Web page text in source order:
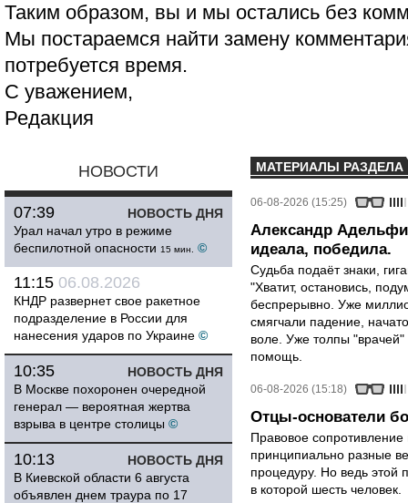
Таким образом, вы и мы остались без
Мы постараемся найти замену
потребуется время.
С уважением,
Редакция
НОВОСТИ
НОВОСТЬ ДНЯ
07:39
Урал начал утро в режиме
беспилотной опасности 15 мин. ©
11:15 06.08.2026
КНДР развернет свое ракетное
подразделение в России для
нанесения ударов по Украине ©
НОВОСТЬ ДНЯ
10:35
В Москве похоронен очередной
генерал — вероятная жертва
взрыва в центре столицы ©
НОВОСТЬ ДНЯ
10:13
В Киевской области 6 августа
объявлен днем траура по 17
МАТЕРИАЛЫ РАЗДЕЛА
06-08-2026 (15:25)
Александр
идеала, победила.
Судьба подаёт знаки,
"Хватит, остановись,
беспрерывно. Уже
смягчали падение,
воле. Уже толпы
помощь.
06-08-2026 (15:18)
Отцы-основатели
Правовое
принципиально разные
процедуру. Но ведь этой
в которой шесть человек.